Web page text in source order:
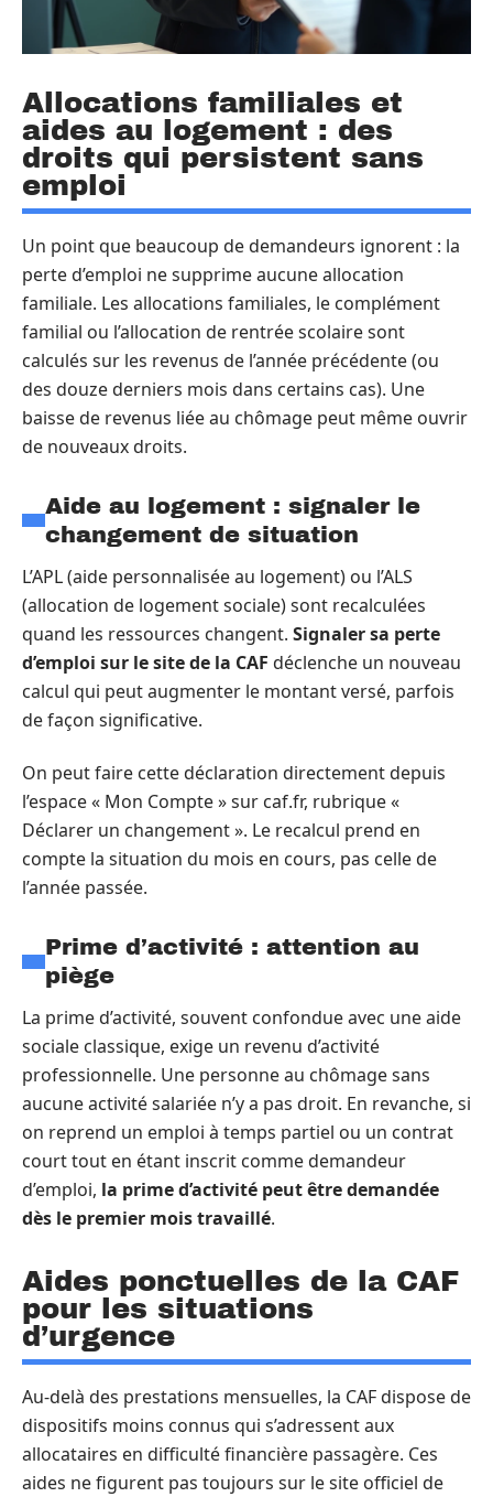
Allocations familiales et
aides au logement : des
droits qui persistent sans
emploi
Un point que beaucoup de demandeurs ignorent : la
perte d’emploi ne supprime aucune allocation
familiale. Les allocations familiales, le complément
familial ou l’allocation de rentrée scolaire sont
calculés sur les revenus de l’année précédente (ou
des douze derniers mois dans certains cas). Une
baisse de revenus liée au chômage peut même ouvrir
de nouveaux droits.
Aide au logement : signaler le
changement de situation
L’APL (aide personnalisée au logement) ou l’ALS
(allocation de logement sociale) sont recalculées
quand les ressources changent. Signaler sa perte
d’emploi sur le site de la CAF déclenche un nouveau
calcul qui peut augmenter le montant versé, parfois
de façon significative.
On peut faire cette déclaration directement depuis
l’espace « Mon Compte » sur caf.fr, rubrique «
Déclarer un changement ». Le recalcul prend en
compte la situation du mois en cours, pas celle de
l’année passée.
Prime d’activité : attention au
piège
La prime d’activité, souvent confondue avec une aide
sociale classique, exige un revenu d’activité
professionnelle. Une personne au chômage sans
aucune activité salariée n’y a pas droit. En revanche, si
on reprend un emploi à temps partiel ou un contrat
court tout en étant inscrit comme demandeur
d’emploi, la prime d’activité peut être demandée
dès le premier mois travaillé.
Aides ponctuelles de la CAF
pour les situations
d’urgence
Au-delà des prestations mensuelles, la CAF dispose de
dispositifs moins connus qui s’adressent aux
allocataires en difficulté financière passagère. Ces
aides ne figurent pas toujours sur le site officiel de